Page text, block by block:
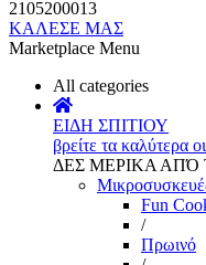
2105200013
ΚΑΛΕΣΕ ΜΑΣ
Marketplace Menu
All categories
ΕΙΔΗ ΣΠΙΤΙΟΥ
βρείτε τα καλύτερα
ΔΕΣ ΜΕΡΙΚΑ ΑΠΌ
Fun
/
Πρωινό